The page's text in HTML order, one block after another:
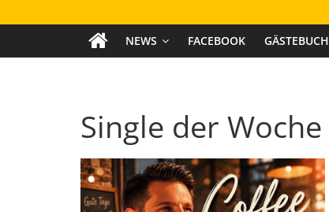
NEWS FACEBOOK GÄSTEBUCH
Single der Woche